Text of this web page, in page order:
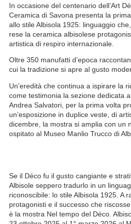
In occasione del centenario dell’Art
Ceramica di Savona presenta la
allo stile Albisola 1925: linguaggio
rese la ceramica albisolese
artistica di respiro internazionale.
Oltre 350 manufatti d’epoca
cui la tradizione si apre al gusto
Un’eredità che continua a ispirare la
come testimonia la sezione dedicata
Andrea Salvatori, per la prima volta
un’esposizione in duplice veste, di
dicembre, la mostra si amplia con un
ospitato al Museo Manlio Trucco di
Se il Déco fu il gusto cangiante e
Albisole seppero tradurlo in un
riconoscibile: lo stile Albisola 1925. A
protagonisti e il successo che
è la mostra Nel tempo del Déco.